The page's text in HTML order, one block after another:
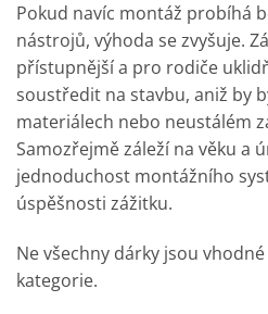
Pokud navíc montáž probíhá
nástrojů, výhoda se zvyšuje.
přístupnější a pro rodiče
soustředit na stavbu, aniž by
materiálech nebo neustálém
Samozřejmě záleží na věku a
jednoduchost montážního
úspěšnosti zážitku.
Ne všechny dárky jsou
kategorie.